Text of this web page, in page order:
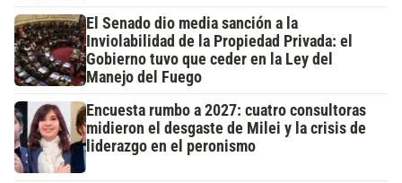
El Senado dio media sanción a la
Inviolabilidad de la Propiedad Privada: el
Gobierno tuvo que ceder en la Ley del
Manejo del Fuego
Encuesta rumbo a 2027: cuatro consultoras
midieron el desgaste de Milei y la crisis de
liderazgo en el peronismo